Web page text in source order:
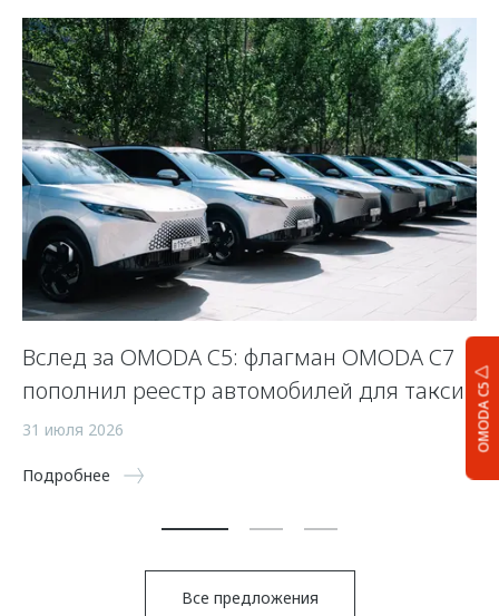
OMODA C5
Вслед за OMODA C5: флагман OMODA C7
пополнил реестр автомобилей для такси
31 июля 2026
Подробнее
Все предложения